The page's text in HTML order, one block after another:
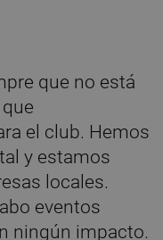
que no está
el club. Hemos
y estamos
locales.
eventos
ningún impacto.